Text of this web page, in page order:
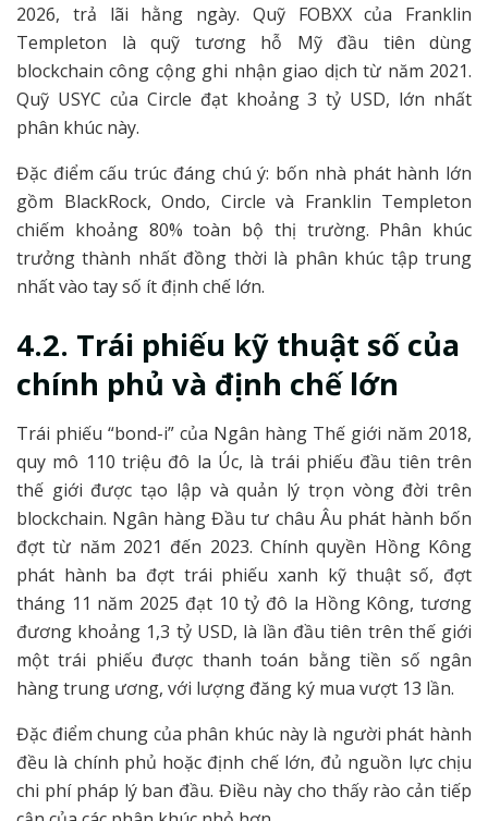
2026, trả lãi hằng ngày. Quỹ FOBXX của Franklin
Templeton là quỹ tương hỗ Mỹ đầu tiên dùng
blockchain công cộng ghi nhận giao dịch từ năm 2021.
Quỹ USYC của Circle đạt khoảng 3 tỷ USD, lớn nhất
phân khúc này.
Đặc điểm cấu trúc đáng chú ý: bốn nhà phát hành lớn
gồm BlackRock, Ondo, Circle và Franklin Templeton
chiếm khoảng 80% toàn bộ thị trường. Phân khúc
trưởng thành nhất đồng thời là phân khúc tập trung
nhất vào tay số ít định chế lớn.
4.2. Trái phiếu kỹ thuật số của
chính phủ và định chế lớn
Trái phiếu “bond-i” của Ngân hàng Thế giới năm 2018,
quy mô 110 triệu đô la Úc, là trái phiếu đầu tiên trên
thế giới được tạo lập và quản lý trọn vòng đời trên
blockchain. Ngân hàng Đầu tư châu Âu phát hành bốn
đợt từ năm 2021 đến 2023. Chính quyền Hồng Kông
phát hành ba đợt trái phiếu xanh kỹ thuật số, đợt
tháng 11 năm 2025 đạt 10 tỷ đô la Hồng Kông, tương
đương khoảng 1,3 tỷ USD, là lần đầu tiên trên thế giới
một trái phiếu được thanh toán bằng tiền số ngân
hàng trung ương, với lượng đăng ký mua vượt 13 lần.
Đặc điểm chung của phân khúc này là người phát hành
đều là chính phủ hoặc định chế lớn, đủ nguồn lực chịu
chi phí pháp lý ban đầu. Điều này cho thấy rào cản tiếp